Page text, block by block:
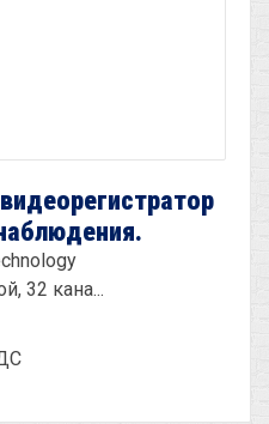
32 кана...